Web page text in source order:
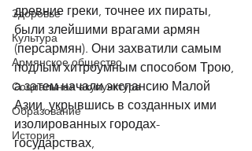
Здоровье
Культура
Армянское общество
Социальная акупунктура
Образование
История
древние греки, точнее их пираты,
были злейшими врагами армян
(персармян). Они захватили самым
подлым хитроумным способом Трою,
а затем начали экспансию Малой
Азии, укрывшись в созданных ими
изолированных городах-
государствах,